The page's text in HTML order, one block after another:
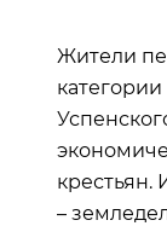
Жители
крестьян.
–